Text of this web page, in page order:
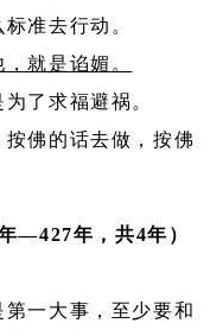
准去行动。
就是谄媚。
了求福避祸。
佛的话去做，按佛
—427年，共4年）
一大事，至少要和